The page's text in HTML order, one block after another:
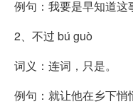
例句：我要是早知道这
2、不过 bú guò
词义：连词，只是。
例句：就让他在乡下悄